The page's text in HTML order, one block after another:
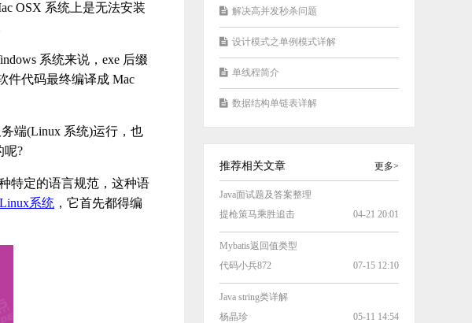
OSX 系统上是无法安装
系统来说，exe 后缀
件代码最终编译成 Mac
端(Linux 系统)运行，也
呢?
特定的语言规范，这种语
Linux系统 ，它首先都得编
解决高并发秒杀问题
设计模式之单例模式详解
单线程简介
数据结构单链表详解
推荐相关文章 更多>
Java面试题及答案整理
提枪策马乘胜追击
04-21 20:01
Mybatis返回值类型
代码小兵872
07-15 12:10
Java string类详解
杨晶珍
05-11 14:54